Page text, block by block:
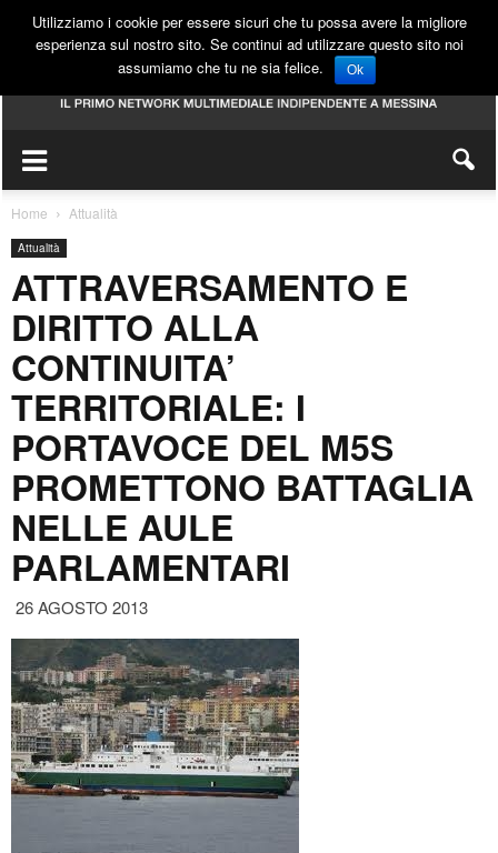
Home Attualità
Attualità
ATTRAVERSAMENTO E
DIRITTO ALLA
CONTINUITA’
TERRITORIALE: I
PORTAVOCE DEL M5S
PROMETTONO BATTAGLIA
NELLE AULE
PARLAMENTARI
26 AGOSTO 2013
Utilizziamo i cookie per essere sicuri che tu possa avere la migliore
esperienza sul nostro sito. Se continui ad utilizzare questo sito noi
assumiamo che tu ne sia felice.
Ok